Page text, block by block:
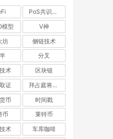
PoS共识机制
模型
V神
坊
侧链技术
分叉
术
区块链
证
拜占庭将军问题
币
时间戳
币
莱特币
术
车库咖啡